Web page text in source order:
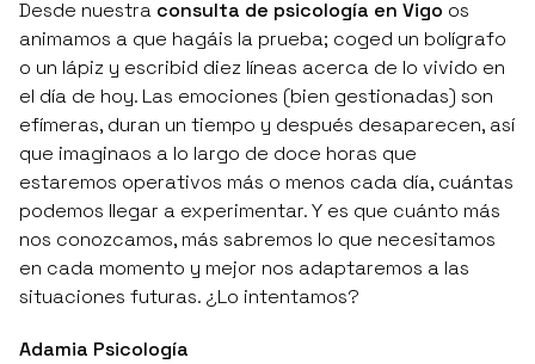
Desde nuestra consulta de psicología en Vigo os
animamos a que hagáis la prueba; coged un bolígrafo
o un lápiz y escribid diez líneas acerca de lo vivido en
el día de hoy. Las emociones (bien gestionadas) son
efímeras, duran un tiempo y después desaparecen, así
que imaginaos a lo largo de doce horas que
estaremos operativos más o menos cada día, cuántas
podemos llegar a experimentar. Y es que cuánto más
nos conozcamos, más sabremos lo que necesitamos
en cada momento y mejor nos adaptaremos a las
situaciones futuras. ¿Lo intentamos?
Adamia Psicología